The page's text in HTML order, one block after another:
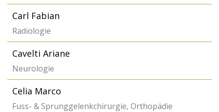
Carl Fabian
Radiologie
Cavelti Ariane
Neurologie
Celia Marco
Fuss- & Sprunggelenkchirurgie, Orthopädie